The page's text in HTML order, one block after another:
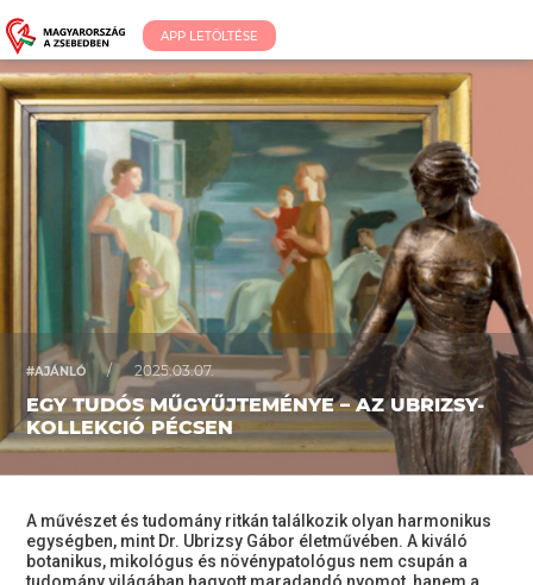
APP LETÖLTÉSE
#AJÁNLÓ / 2025.03.07.
EGY TUDÓS MŰGYŰJTEMÉNYE – AZ UBRIZSY-
KOLLEKCIÓ PÉCSEN
A művészet és tudomány ritkán találkozik olyan harmonikus
egységben, mint Dr. Ubrizsy Gábor életművében. A kiváló
botanikus, mikológus és növénypatológus nem csupán a